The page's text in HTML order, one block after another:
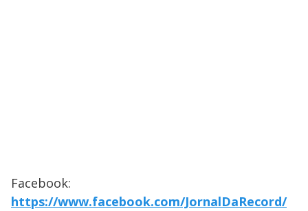
Facebook:
https://www.facebook.com/JornalDaRecord/